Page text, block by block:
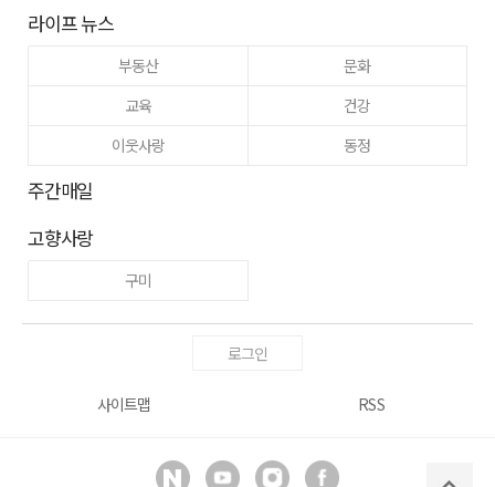
라이프 뉴스
부동산
문화
교육
건강
이웃사랑
동정
주간매일
고향사랑
구미
로그인
사이트맵 RSS